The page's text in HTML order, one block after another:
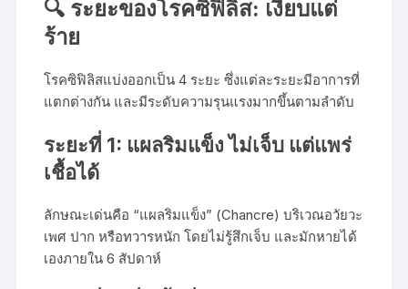
🔍 ระยะของโรคซิฟิลิส: เงียบแต่
ร้าย
โรคซิฟิลิสแบ่งออกเป็น 4 ระยะ ซึ่งแต่ละระยะมีอาการที่
แตกต่างกัน และมีระดับความรุนแรงมากขึ้นตามลำดับ
ระยะที่ 1: แผลริมแข็ง ไม่เจ็บ แต่แพร่
เชื้อได้
ลักษณะเด่นคือ “แผลริมแข็ง” (Chancre) บริเวณอวัยวะ
เพศ ปาก หรือทวารหนัก โดยไม่รู้สึกเจ็บ และมักหายได้
เองภายใน 6 สัปดาห์